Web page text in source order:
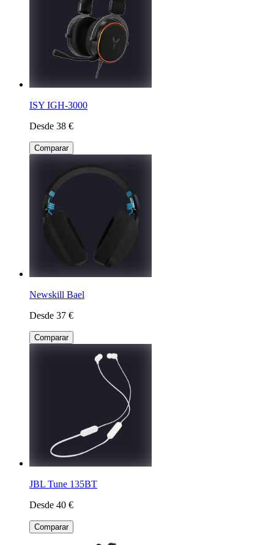
ISY IGH-3000
Desde 38 €
Comparar
Newskill Bael
Desde 37 €
Comparar
JBL Tune 135BT
Desde 40 €
Comparar